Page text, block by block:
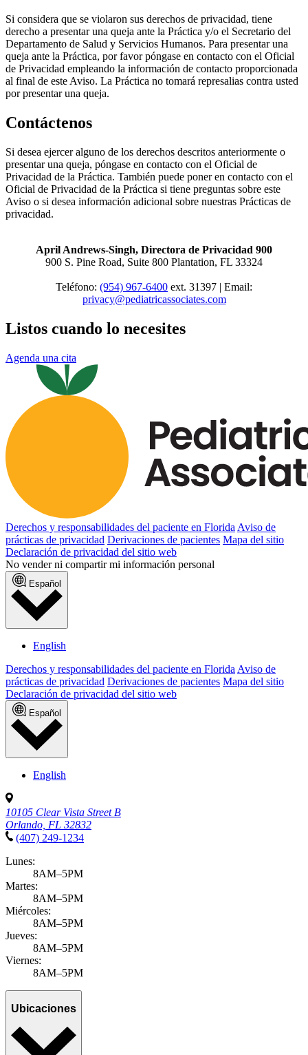
Si considera que se violaron sus derechos de privacidad, tiene
derecho a presentar una queja ante la Práctica y/o el Secretario del
Departamento de Salud y Servicios Humanos. Para presentar una
queja ante la Práctica, por favor póngase en contacto con el Oficial
de Privacidad empleando la información de contacto proporcionada
al final de este Aviso. La Práctica no tomará represalias contra usted
por presentar una queja.
Contáctenos
Si desea ejercer alguno de los derechos descritos anteriormente o
presentar una queja, póngase en contacto con el Oficial de
Privacidad de la Práctica. También puede poner en contacto con el
Oficial de Privacidad de la Práctica si tiene preguntas sobre este
Aviso o si desea información adicional sobre nuestras Prácticas de
privacidad.
April Andrews-Singh, Directora de Privacidad 900
900 S. Pine Road, Suite 800 Plantation, FL 33324
Teléfono: (954) 967-6400 ext. 31397 | Email:
privacy@pediatricassociates.com
Listos cuando lo necesites
Agenda una cita
Derechos y responsabilidades del paciente en Florida Aviso de
prácticas de privacidad Derivaciones de pacientes Mapa del sitio
Declaración de privacidad del sitio web
No vender ni compartir mi información personal
Español
English
Derechos y responsabilidades del paciente en Florida Aviso de
prácticas de privacidad Derivaciones de pacientes Mapa del sitio
Declaración de privacidad del sitio web
Español
English
10105 Clear Vista Street B
Orlando, FL 32832
(407) 249-1234
Lunes:
8AM–5PM
Martes:
8AM–5PM
Miércoles:
8AM–5PM
Jueves:
8AM–5PM
Viernes:
8AM–5PM
Ubicaciones